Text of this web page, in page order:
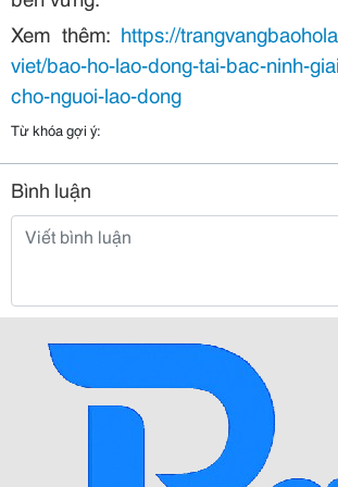
Xem thêm: https://
viet/bao-ho-lao-dong-tai-bac-ninh-
cho-nguoi-lao-dong
Từ khóa gợi ý:
Bình luận